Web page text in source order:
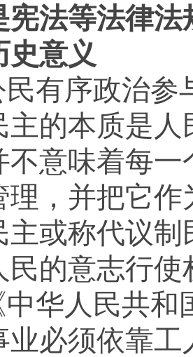
宪法等法律
史意义
民有序政治参
主的本质是
不意味着每
理，并把它
主或称代议
民的意志行使
中华人民共
业必须依靠